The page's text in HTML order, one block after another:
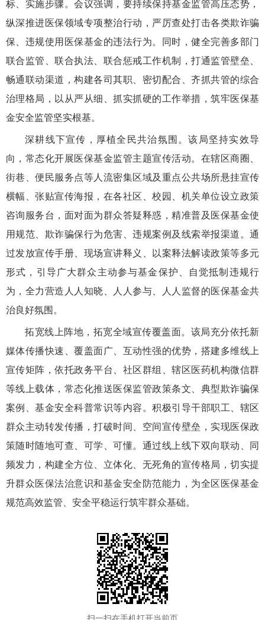
标、实施步骤。会议强调，要持续保持基金监管高压态势，
纵深推进医保领域专项整治行动，严厉查处打击各类欺诈骗
保、违规使用医保基金的违法行为。同时，健全完善多部门
联合监管、联合执法、联合惩戒工作机制，打通监管壁垒、
畅通联动渠道，构建各司其职、密切配合、齐抓共管的综合
治理格局，以从严从细、抓实抓硬的工作举措，筑牢医保基
金安全监管坚实根基。
深耕线下宣传，厚植全民共治氛围。该局坚持实效导
向，常态化开展医保基金监管主题宣传活动。在辖区商圈、
街巷、便民服务点等人流密集区域及重点公共场所悬挂宣传
横幅、张贴宣传海报，在各社区、校园、机关单位设立政策
咨询服务台，面对面为群众答疑释惑，精准普及医保基金使
用规范、欺诈骗保行为危害、违规案例及线索举报渠道。通
过发放宣传手册、现场宣讲释义、以案释法解读政策等多元
形式，引导广大群众主动参与基金保护、自觉抵制违规行
为，全力营造人人知晓、人人参与、人人监督的医保基金共
治良好氛围。
拓宽线上阵地，拓宽全域宣传覆盖面。该局充分依托新
媒体传播快速、覆盖面广、互动性强的优势，搭建多维线上
宣传矩阵，依托政务平台、社区群组、辖区医药机构微信群
等线上载体，常态化推送医保监管政策条文、典型欺诈骗保
案例、基金安全科普常识等内容。积极引导干部职工、辖区
群众主动转发传播，打破时间、空间宣传壁垒，实现医保政
策随时随地可查、可学、可懂。通过线上线下双向联动、同
频发力，构建全方位、立体化、无死角的宣传格局，切实提
升群众医保法治意识和基金安全防范能力，为全区医保基金
规范高效监管、安全平稳运行筑牢群众基础。